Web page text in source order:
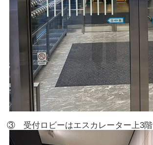
③ 受付ロビーはエスカレーター上3階